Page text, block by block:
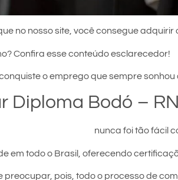
no nosso site, você consegue
Confira esse conteúdo esclarecedor!
o emprego que sempre
Diploma Bodó – RN
nunca foi tão fácil
em todo o Brasil, oferecendo
preocupar, pois, todo o processo de